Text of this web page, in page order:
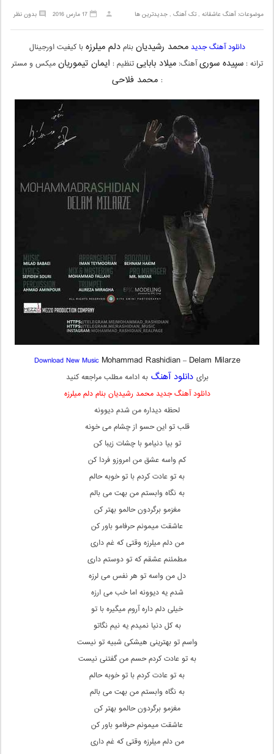
موضوعات:آهنگ عاشقانه ,تک آهنگ ,جدیدترین ها بدون نظر 17 مارس 2016
دانلود آهنگ جدید محمد رشیدیانبنامدلم میلرزهبا کیفیت اورجینال
ترانه :سپیده سوریآهنگ:میلاد باباییتنظیم : ایمان تیموریانمیکس و مستر
: محمد فلاحی
Download New Music Mohammad Rashidian– Delam Milarze
برای دانلود آهنگ به ادامه مطلب مراجعه کنید
دانلود آهنگ جدید محمد رشیدیان بنام دلم میلرزه
لحظه دیداره من شدم دیوونه
قلب تو این حسو از چشام می خونه
تو بیا دنیامو با چشات زیبا کن
کم واسه عشق من امروزو فردا کن
به تو عادت کردم با تو خوبه حالم
به نگاه وابستم من بهت می بالم
مغزمو برگردون حالمو بهتر کن
عاشقت میمونم حرفامو باور کن
من دلم میلرزه وقتی که غم داری
مطمئنم عشقم که تو دوستم داری
دل من واسه تو هر نفس می لرزه
شدم یه دیوونه اما خب می ارزه
خیلی دلم داره آروم میگیره با تو
به کل دنیا نمیدم یه نیم نگاتو
واسم تو بهترینی هیشکی شبیه تو نیست
به تو عادت کردم حسم من گفتنی نیست
به تو عادت کردم با تو خوبه حالم
به نگاه وابستم من بهت می بالم
مغزمو برگردون حالمو بهتر کن
عاشقت میمونم حرفامو باور کن
من دلم میلرزه وقتی که غم داری